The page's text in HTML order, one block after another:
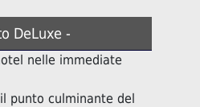
DeLuxe -
nelle immediate
punto culminante del